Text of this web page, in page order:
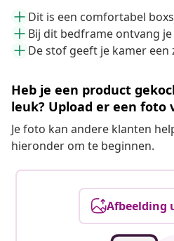
Dit is een comfortabel
Bij dit bedframe ontvang
De stof geeft je kamer
Heb je een product
leuk? Upload er een foto
Je foto kan andere klanten
hieronder om te beginnen.
Afbeelding